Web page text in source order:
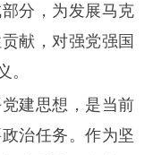
分，为发展马克
献，对强党强国
。
建思想，是当前
治任务。作为坚